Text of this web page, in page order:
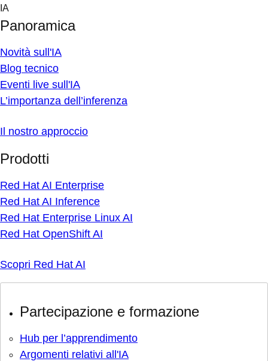
Skip
content
IA
Panoramica
Novità sull'IA
Blog tecnico
Eventi live sull'IA
L’importanza dell’inferenza
Il nostro approccio
Prodotti
Red Hat AI Enterprise
Red Hat AI Inference
Red Hat Enterprise Linux AI
Red Hat OpenShift AI
Scopri Red Hat AI
Partecipazione e formazione
Hub per l’apprendimento
Argomenti relativi all'IA